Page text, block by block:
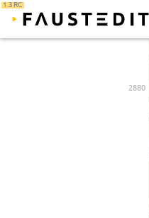
1.3 RC
2880